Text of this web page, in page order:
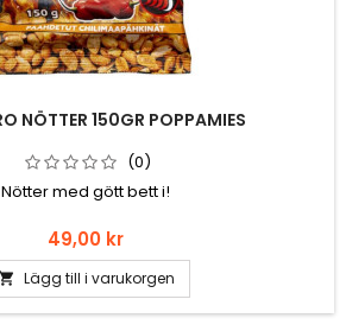
NÖTTER 150GR POPPAMIES
(0)
Nötter med gött bett i!
Pris
49,00 kr
Lägg till i varukorgen